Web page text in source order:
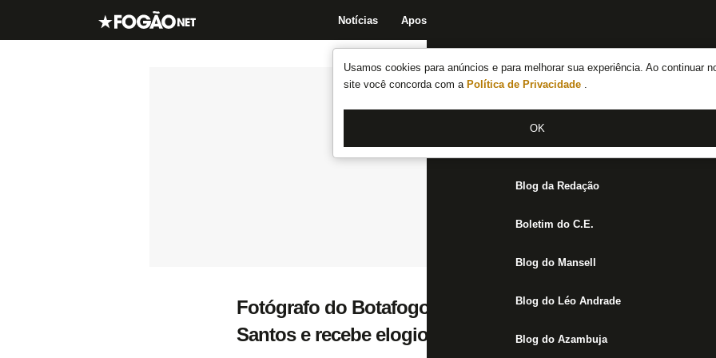
Usamos cookies para anúncios e para melhorar sua experiência. Ao continuar
site você concorda com a Política de Privacidade .
OK
Notícias Apostas
Notícias do Botafogo
Fórum
Jogos
Blog da Redação
Boletim do C.E.
Blog do Mansell
Blog do Léo Andrade
Blog do Azambuja
Fotógrafo do Botafogo dá show em cliques com
Santos e recebe elogio na TV